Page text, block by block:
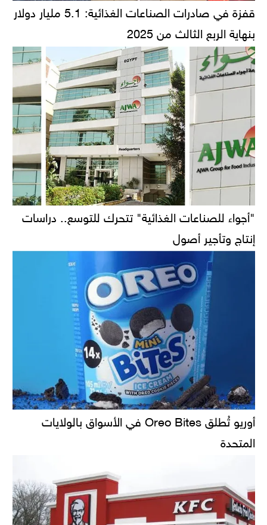
قفزة في صادرات الصناعات الغذائية: 5.1 مليار دولار
بنهاية الربع الثالث من 2025
"أجواء للصناعات الغذائية" تتحرك للتوسع.. دراسات
إنتاج وتأجير أصول
أوريو تُطلق Oreo Bites في الأسواق بالولايات
المتحدة